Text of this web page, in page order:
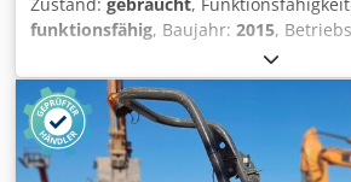
funktionsfähig, Baujahr: 2015,
, Hubhöhe:3’700 mm
Kraftstofftyp:Diesel, Masttyp:Simplex,
mm, Gabelträgerbreite: ,
Leergewicht: 8’350 kg, Antriebsart:
mm, Geländestapler Lastschwerpunkt: